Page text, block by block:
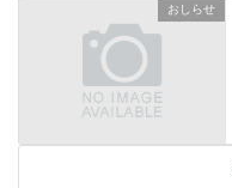
おしらせ